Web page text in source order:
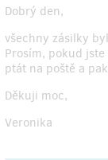
Dobrý den,
všechny zásilky
Prosím, pokud
ptát na poště a
Děkuji moc,
Veronika